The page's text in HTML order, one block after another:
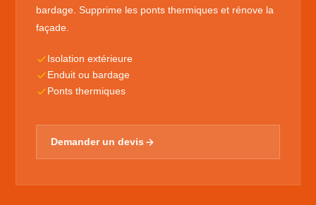
bardage. Supprime les ponts thermiques et rénove la
façade.
Isolation extérieure
Enduit ou bardage
Ponts thermiques
Demander un devis